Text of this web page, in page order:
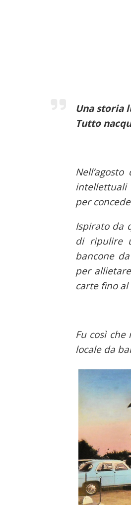
Una storia
Tutto
intellettuali
per
Ispirato da
di ripulire
bancone
per
carte fino
Fu così che
locale da